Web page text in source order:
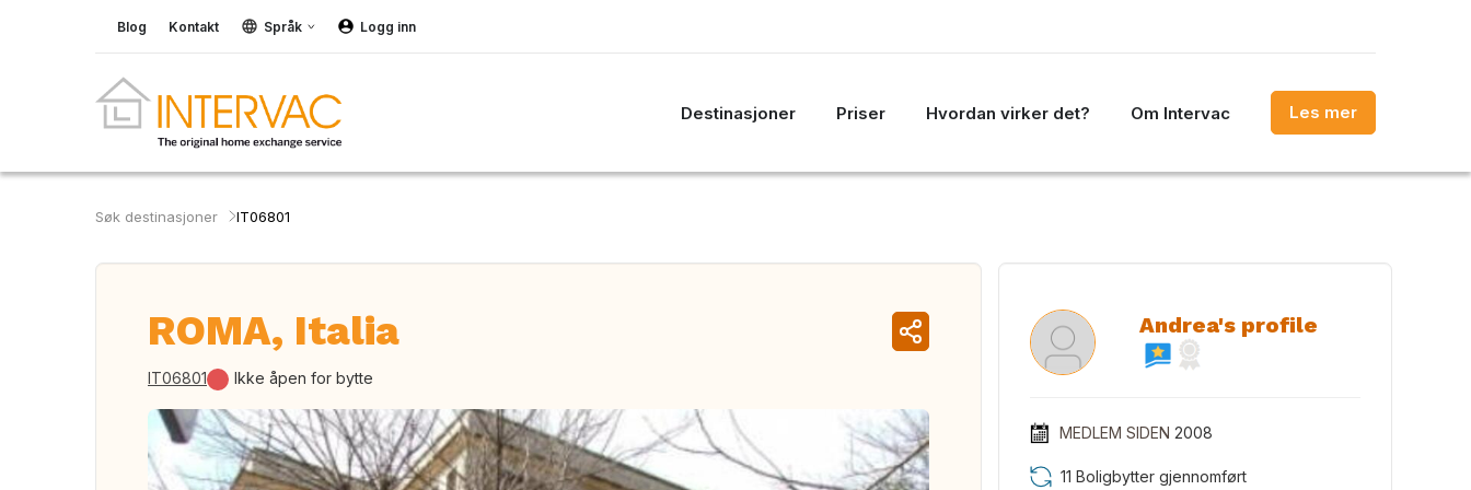
Blog Kontakt Språk Logg inn
Destinasjoner Priser Hvordan virker det? Om Intervac Les mer
Søk destinasjoner IT06801
ROMA, Italia
IT06801 Ikke åpen for bytte
Andrea's profile
MEDLEM SIDEN 2008
11 Boligbytter gjennomført